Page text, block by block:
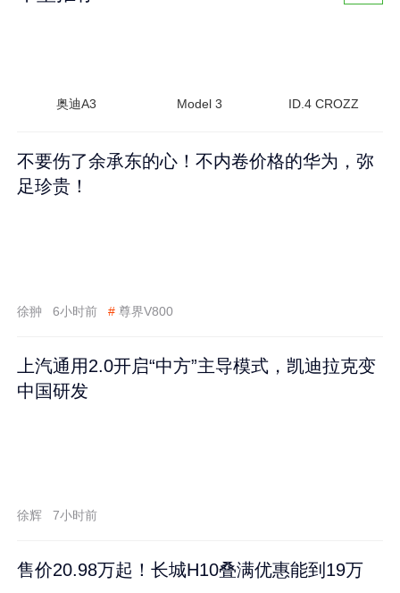
奥迪A3 Model 3 ID.4 CROZZ
不要伤了余承东的心！不内卷价格的华为，弥
足珍贵！
徐翀 6小时前 # 尊界V800
上汽通用2.0开启“中方”主导模式，凯迪拉克变
中国研发
徐辉 7小时前
售价20.98万起！长城H10叠满优惠能到19万